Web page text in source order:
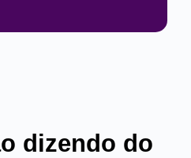
dizendo do